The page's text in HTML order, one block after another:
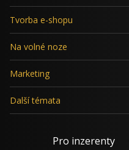
Tvorba e-shopu
Na volné noze
Marketing
Další témata
Pro inzerenty